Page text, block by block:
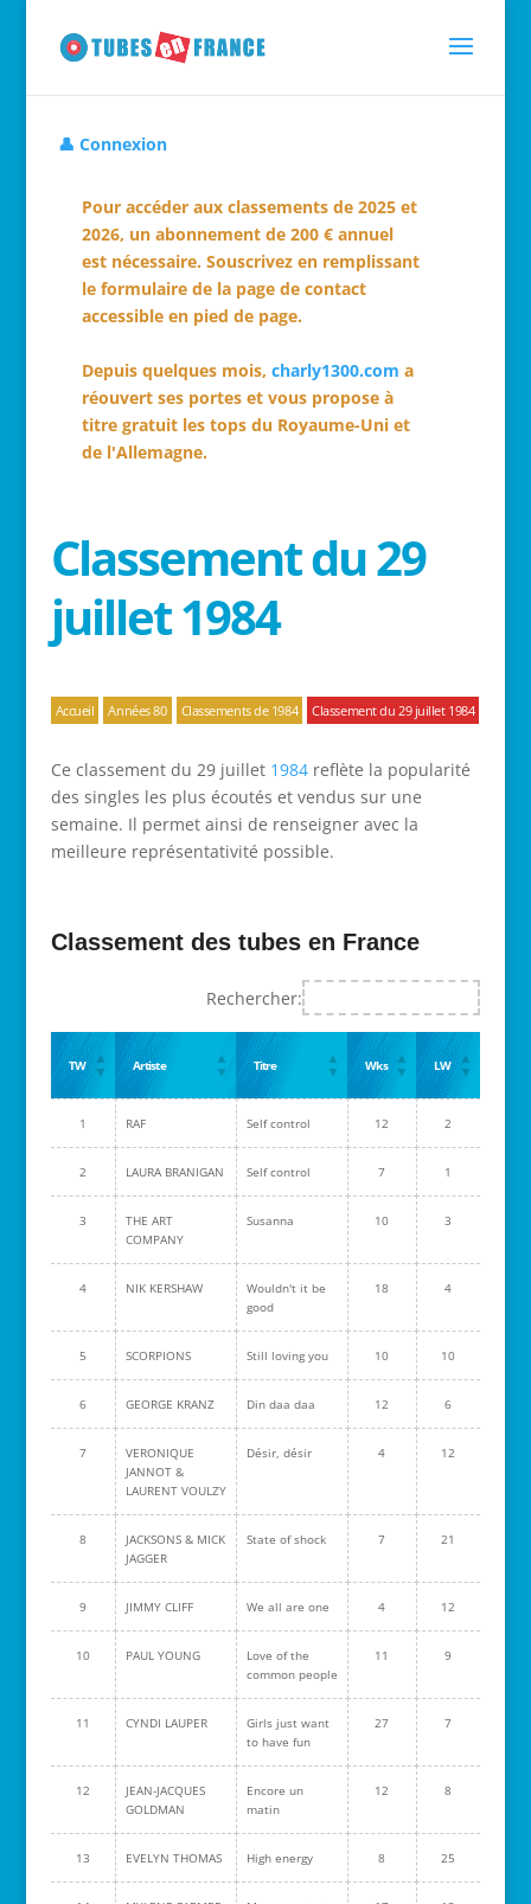
👤 Connexion
Pour accéder aux classements de 2025 et
2026, un abonnement de 200 € annuel
est nécessaire. Souscrivez en remplissant
le formulaire de la page de contact
accessible en pied de page.
Depuis quelques mois, charly1300.com a
réouvert ses portes et vous propose à
titre gratuit les tops du Royaume-Uni et
de l'Allemagne.
Classement du 29
juillet 1984
Accueil Années 80 Classements de 1984 Classement du 29 juillet 1984
Ce classement du 29 juillet 1984reflète la popularité
des singles les plus écoutés et vendus sur une
semaine. Il permet ainsi de renseigner avec la
meilleure représentativité possible.
Classement des tubes en France
Rechercher:
TW Artiste Titre Wks LW
1 RAF Self control 12 2
2 LAURA BRANIGAN Self control 7 1
3
THE ART
COMPANY
Susanna 10 3
4 NIK KERSHAW
Wouldn't it be
good
18 4
5 SCORPIONS Still loving you 10 10
6 GEORGE KRANZ Din daa daa 12 6
7
VERONIQUE
JANNOT &
LAURENT VOULZY
Désir, désir 4 12
8
JACKSONS & MICK
JAGGER
State of shock 7 21
9 JIMMY CLIFF We all are one 4 12
10 PAUL YOUNG
Love of the
common people
11 9
11 CYNDI LAUPER
Girls just want
to have fun
27 7
12
JEAN-JACQUES
GOLDMAN
Encore un
matin
12 8
13 EVELYN THOMAS High energy 8 25